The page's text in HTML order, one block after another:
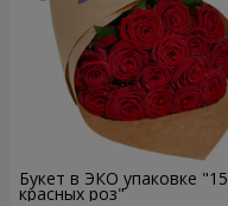
Букет в ЭКО упаковке "15
красных роз"